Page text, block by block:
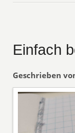
Einfach
Geschrieben